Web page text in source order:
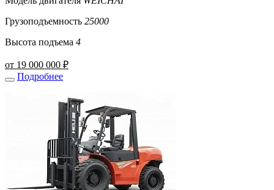
Грузоподъемность 25000
Высота подъема 4
от 19 000 000 ₽
Подробнее